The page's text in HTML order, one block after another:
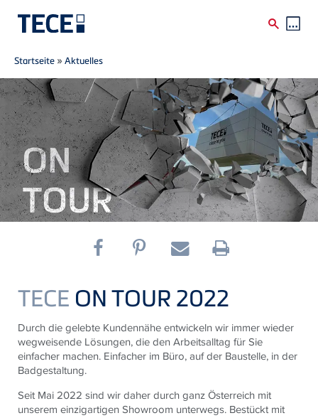
Direkt zum Inhalt
Breadcrumb
Startseite »Aktuelles
TECE ON TOUR 2022
Durch die gelebte Kundennähe entwickeln wir immer wieder
wegweisende Lösungen, die den Arbeitsalltag für Sie
einfacher machen. Einfacher im Büro, auf der Baustelle, in der
Badgestaltung.
Seit Mai 2022 sind wir daher durch ganz Österreich mit
unserem einzigartigen Showroom unterwegs. Bestückt mit